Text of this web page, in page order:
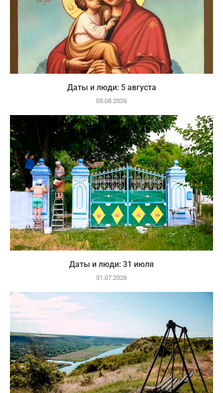
Даты и люди: 5 августа
05.08.2026
Даты и люди: 31 июля
31.07.2026